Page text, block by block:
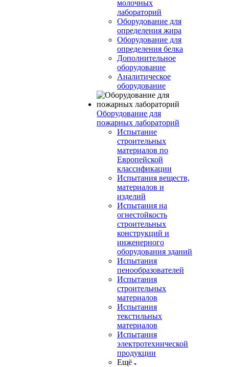
молочных
лабораторий
Оборудование для
определения жира
Оборудование для
определения белка
Дополнительное
оборудование
Аналитическое
оборудование
Оборудование для
пожарных лабораторий
Испытание
строительных
материалов по
Европейской
классификации
Испытания веществ,
материалов и
изделий
Испытания на
огнестойкость
строительных
конструкций и
инженерного
оборудования зданий
Испытания
пенообразователей
Испытания
строительных
материалов
Испытания
текстильных
материалов
Испытания
электротехнической
продукции
Ещё